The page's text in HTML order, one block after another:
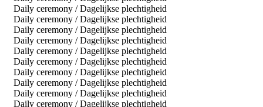
Daily ceremony / Dagelijkse plechtigheid
Daily ceremony / Dagelijkse plechtigheid
Daily ceremony / Dagelijkse plechtigheid
Daily ceremony / Dagelijkse plechtigheid
Daily ceremony / Dagelijkse plechtigheid
Daily ceremony / Dagelijkse plechtigheid
Daily ceremony / Dagelijkse plechtigheid
Daily ceremony / Dagelijkse plechtigheid
Daily ceremony / Dagelijkse plechtigheid
Daily ceremony / Dagelijkse plechtigheid